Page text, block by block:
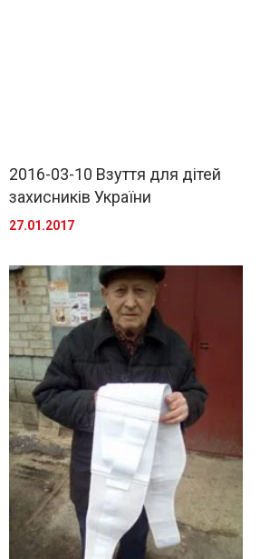
2016-03-10 Взуття для дітей
захисників України
27.01.2017